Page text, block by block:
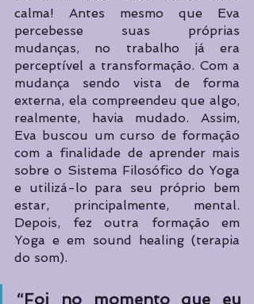
calma! Antes mesmo que Eva
percebesse suas próprias
mudanças, no trabalho já era
perceptível a transformação. Com a
mudança sendo vista de forma
externa, ela compreendeu que algo,
realmente, havia mudado. Assim,
Eva buscou um curso de formação
com a finalidade de aprender mais
sobre o Sistema Filosófico do Yoga
e utilizá-lo para seu próprio bem
estar, principalmente, mental.
Depois, fez outra formação em
Yoga e em sound healing (terapia
do som).
“Foi no momento que eu